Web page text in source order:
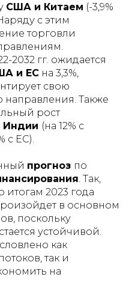
США и Китаем (-3,9%
с этим
торговли
2032 гг. ожидается
и ЕС на 3,3%,
свою
направления. Также
рост
Индии (на 12% с
с ЕС).
прогноз по
. Так,
2023 года
в основном
поскольку
устойчивой.
как
так и
на